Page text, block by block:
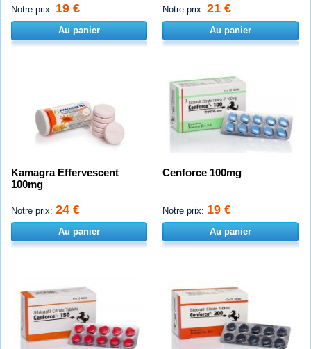
Notre prix: 19 €
Au panier
Notre prix: 21 €
Au panier
Kamagra Effervescent
100mg
Notre prix: 24 €
Au panier
Cenforce 100mg
Notre prix: 19 €
Au panier